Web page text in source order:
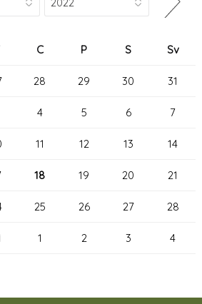
C P S Sv
28 29 30 31
4 5 6 7
11 12 13 14
18 19 20 21
25 26 27 28
1 2 3 4